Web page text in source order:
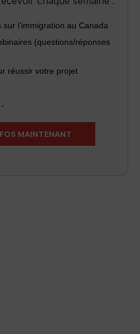
l’immigration au Canada
(questions/réponses
réussir votre projet